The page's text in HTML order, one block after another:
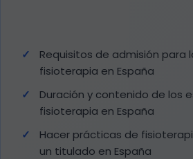
Requisitos de admisión para
fisioterapia en España
Duración y contenido de los
fisioterapia en España
Hacer prácticas de
un titulado en España